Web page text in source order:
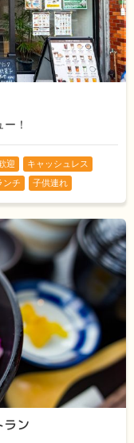
！
迎
キャッシュレス
ンチ 子供連れ
ン